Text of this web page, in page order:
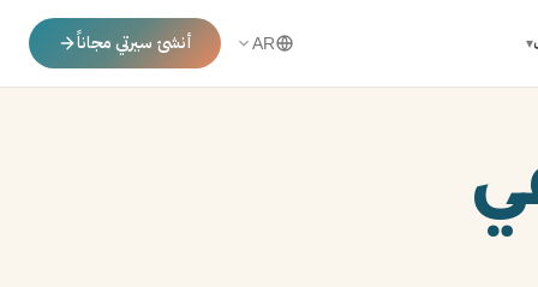
▾
AR أنشئ سيرتي مجاناً